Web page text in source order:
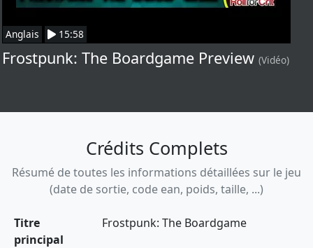
Anglais 15:58
Frostpunk: The Boardgame Preview (Vidéo)
Crédits Complets
Résumé de toutes les informations détaillées sur le jeu
(date de sortie, code ean, poids, taille, ...)
Titre
principal
Frostpunk: The Boardgame